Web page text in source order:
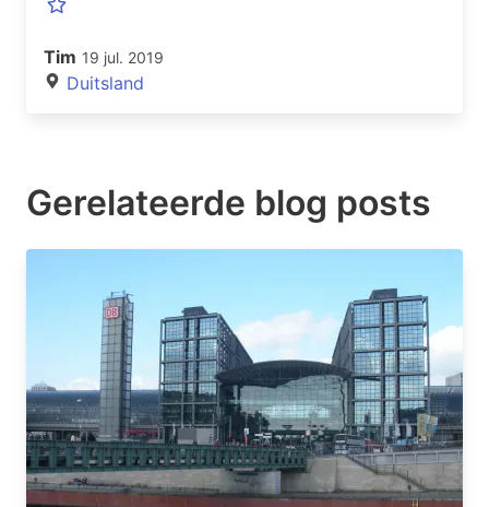
Tim 19 jul. 2019
Duitsland
Gerelateerde blog posts